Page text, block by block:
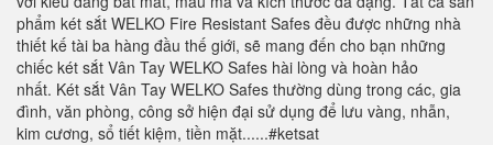
phẩm két sắt WELKO Fire Resistant Safes đều được những nhà
thiết kế tài ba hàng đầu thế giới, sẽ mang đến cho bạn những
chiếc két sắt Vân Tay WELKO Safes hài lòng và hoàn hảo
nhất. Két sắt Vân Tay WELKO Safes thường dùng trong các, gia
đình, văn phòng, công sở hiện đại sử dụng để lưu vàng, nhẫn,
kim cương, sổ tiết kiệm, tiền mặt......#ketsat